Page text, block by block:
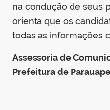
na condução de seus
orienta que os
todas as informações
Assessoria de
Prefeitura de